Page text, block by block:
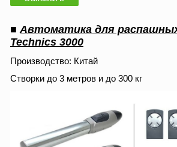
■ Автоматика для
Technics 3000
Производство: Китай
Створки до 3 метров и до 300 кг